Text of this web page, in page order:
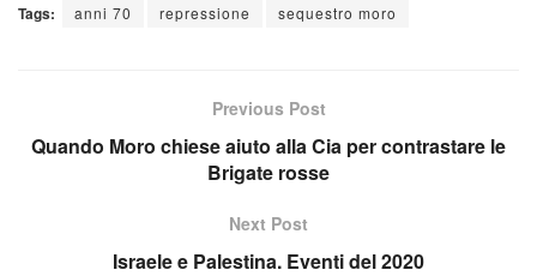
Tags: anni 70 repressione sequestro moro
Previous Post
Quando Moro chiese aiuto alla Cia per contrastare le
Brigate rosse
Next Post
Israele e Palestina. Eventi del 2020